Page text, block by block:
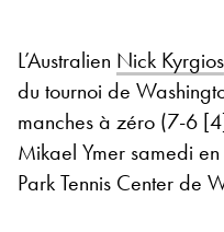
L’Australien Nick Kyrgios
du tournoi de
manches à zéro (7-6
Mikael Ymer samedi
Park Tennis Center de